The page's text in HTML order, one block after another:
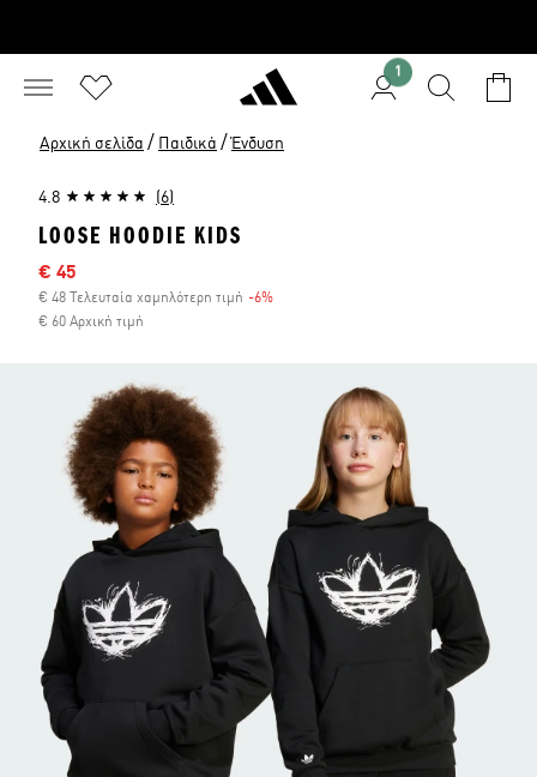
1
Αρχική σελίδα / Παιδικά / Ένδυση
4.8 (6)
LOOSE HOODIE KIDS
Τιμή έκπτωσης
€ 45
€ 48 Τελευταία χαμηλότερη τιμή -6%
€ 60 Αρχική τιμή